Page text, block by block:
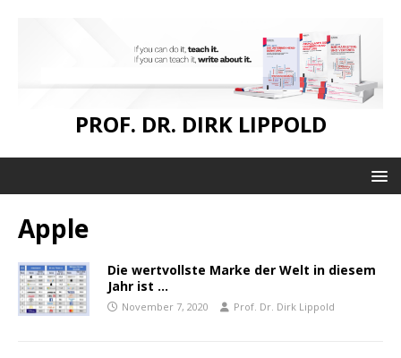
PROF. DR. DIRK LIPPOLD
Apple
Die wertvollste Marke der Welt in diesem
Jahr ist …
November 7, 2020 Prof. Dr. Dirk Lippold